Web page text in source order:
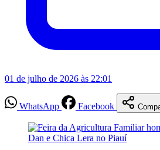
01 de julho de 2026 às 22:01
WhatsApp Facebook